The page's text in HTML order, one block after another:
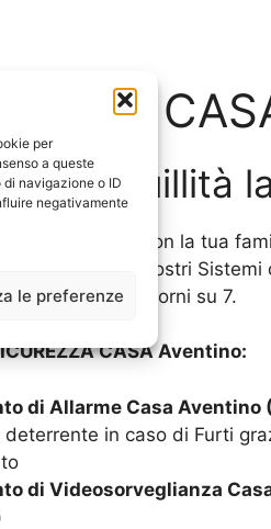
per
a queste
navigazione o ID
negativamente
le preferenze
LA
tranquillità
la tua casa con la tua
Grazie ai nostri
24 ore su 24, 7 giorni su 7.
CASA Aventino:
di Allarme Casa Aventino
deterrente in caso di Furti
di Videosorveglianza